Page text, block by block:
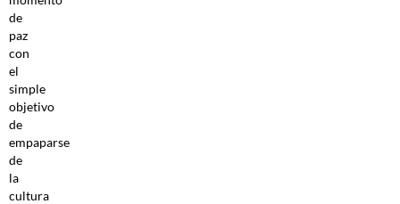
de
paz
con
el
simple
objetivo
de
empaparse
de
la
cultura